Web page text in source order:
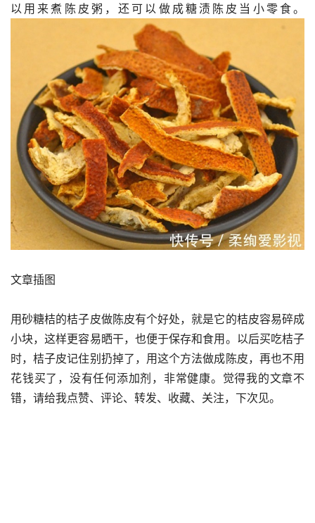
以用来煮陈皮粥，还可以做成糖渍陈皮当小零食。
文章插图
用砂糖桔的桔子皮做陈皮有个好处，就是它的桔皮容易碎成
小块，这样更容易晒干，也便于保存和食用。以后买吃桔子
时，桔子皮记住别扔掉了，用这个方法做成陈皮，再也不用
花钱买了，没有任何添加剂，非常健康。觉得我的文章不
错，请给我点赞、评论、转发、收藏、关注，下次见。